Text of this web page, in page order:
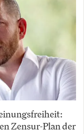
Zensur-Plan der